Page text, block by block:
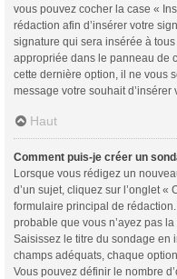
vous pouvez cocher la case «
rédaction afin d’insérer votre
signature qui sera insérée à
appropriée dans le panneau de
cette dernière option, il ne vous
message votre souhait d’insérer
Haut
Comment puis-je créer un
Lorsque vous rédigez un
d’un sujet, cliquez sur l’onglet
formulaire principal de
probable que vous n’ayez pas
Saisissez le titre du sondage en
champs adéquats, chaque
Vous pouvez définir le nombre